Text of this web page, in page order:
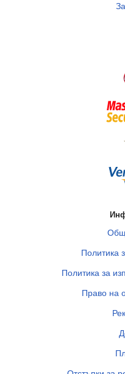
Политика
Политика за
Право на